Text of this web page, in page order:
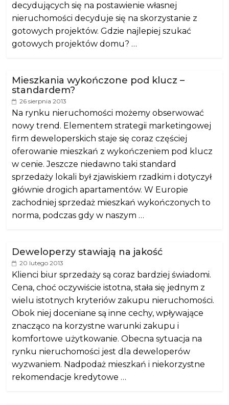
decydujących się na postawienie własnej
nieruchomości decyduje się na skorzystanie z
gotowych projektów. Gdzie najlepiej szukać
gotowych projektów domu? …
Mieszkania wykończone pod klucz –
standardem?
26 sierpnia 2013
Na rynku nieruchomości możemy obserwować
nowy trend. Elementem strategii marketingowej
firm deweloperskich staje się coraz częściej
oferowanie mieszkań z wykończeniem pod klucz
w cenie. Jeszcze niedawno taki standard
sprzedaży lokali był zjawiskiem rzadkim i dotyczył
głównie drogich apartamentów. W Europie
zachodniej sprzedaż mieszkań wykończonych to
norma, podczas gdy w naszym …
Deweloperzy stawiają na jakość
20 lutego 2013
Klienci biur sprzedaży są coraz bardziej świadomi.
Cena, choć oczywiście istotna, stała się jednym z
wielu istotnych kryteriów zakupu nieruchomości.
Obok niej doceniane są inne cechy, wpływające
znacząco na korzystne warunki zakupu i
komfortowe użytkowanie. Obecna sytuacja na
rynku nieruchomości jest dla deweloperów
wyzwaniem. Nadpodaż mieszkań i niekorzystne
rekomendacje kredytowe …